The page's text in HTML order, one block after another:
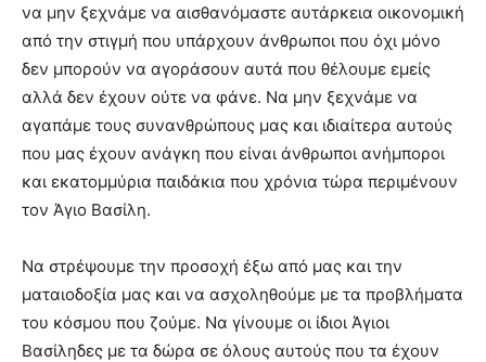
να μην ξεχνάμε να αισθανόμαστε αυτάρκεια οικονομική
από την στιγμή που υπάρχουν άνθρωποι που όχι μόνο
δεν μπορούν να αγοράσουν αυτά που θέλουμε εμείς
αλλά δεν έχουν ούτε να φάνε. Να μην ξεχνάμε να
αγαπάμε τους συνανθρώπους μας και ιδιαίτερα αυτούς
που μας έχουν ανάγκη που είναι άνθρωποι ανήμποροι
και εκατομμύρια παιδάκια που χρόνια τώρα περιμένουν
τον Άγιο Βασίλη.
Να στρέψουμε την προσοχή έξω από μας και την
ματαιοδοξία μας και να ασχοληθούμε με τα προβλήματα
του κόσμου που ζούμε. Να γίνουμε οι ίδιοι Άγιοι
Βασίληδες με τα δώρα σε όλους αυτούς που τα έχουν